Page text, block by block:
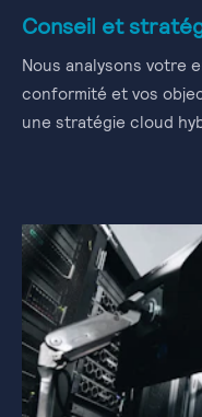
Conseil et
Nous analysons votre
conformité et vos
une stratégie cloud